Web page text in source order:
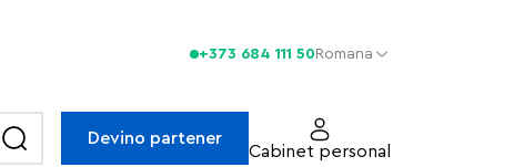
+373 684 111 50Romana
Devino partener
Cabinet personal